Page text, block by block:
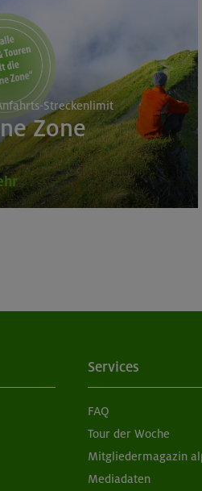
Streckenlimit
Zone
Services
FAQ
Tour der Woche
Mitgliedermagazin
Mediadaten